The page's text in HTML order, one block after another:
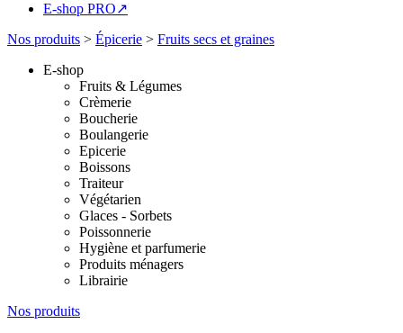
E-shop PRO↗
Nos produits > Épicerie > Fruits secs et graines
E-shop
Fruits & Légumes
Crèmerie
Boucherie
Boulangerie
Epicerie
Boissons
Traiteur
Végétarien
Glaces - Sorbets
Poissonnerie
Hygiène et parfumerie
Produits ménagers
Librairie
Nos produits